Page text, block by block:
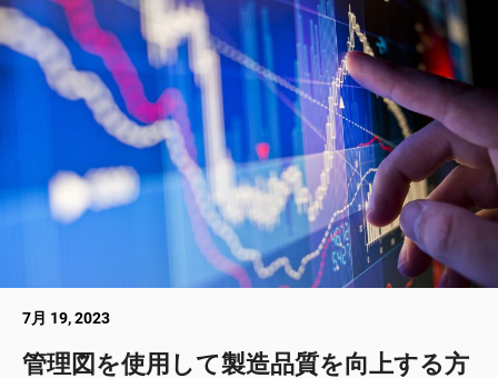
7月 19, 2023
管理図を使用して製造品質を向上する方